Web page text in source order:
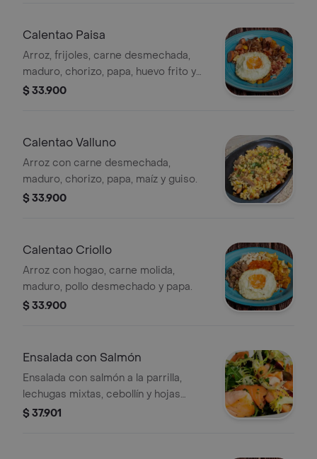
Calentao Paisa
Arroz, frijoles, carne desmechada,
maduro, chorizo, papa, huevo frito y
arepa.
$ 33.900
Calentao Valluno
Arroz con carne desmechada,
maduro, chorizo, papa, maíz y guiso.
$ 33.900
Calentao Criollo
Arroz con hogao, carne molida,
maduro, pollo desmechado y papa.
$ 33.900
Ensalada con Salmón
Ensalada con salmón a la parrilla,
lechugas mixtas, cebollín y hojas
verdes frescas.
$ 37.901